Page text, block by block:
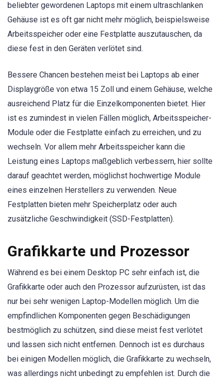
beliebter gewordenen Laptops mit einem ultraschlanken
Gehäuse ist es oft gar nicht mehr möglich, beispielsweise
Arbeitsspeicher oder eine Festplatte auszutauschen, da
diese fest in den Geräten verlötet sind.
Bessere Chancen bestehen meist bei Laptops ab einer
Displaygröße von etwa 15 Zoll und einem Gehäuse, welche
ausreichend Platz für die Einzelkomponenten bietet. Hier
ist es zumindest in vielen Fällen möglich, Arbeitsspeicher-
Module oder die Festplatte einfach zu erreichen, und zu
wechseln. Vor allem mehr Arbeitsspeicher kann die
Leistung eines Laptops maßgeblich verbessern, hier sollte
darauf geachtet werden, möglichst hochwertige Module
eines einzelnen Herstellers zu verwenden. Neue
Festplatten bieten mehr Speicherplatz oder auch
zusätzliche Geschwindigkeit (SSD-Festplatten).
Grafikkarte und Prozessor
Während es bei einem Desktop PC sehr einfach ist, die
Grafikkarte oder auch den Prozessor aufzurüsten, ist das
nur bei sehr wenigen Laptop-Modellen möglich. Um die
empfindlichen Komponenten gegen Beschädigungen
bestmöglich zu schützen, sind diese meist fest verlötet
und lassen sich nicht entfernen. Dennoch ist es durchaus
bei einigen Modellen möglich, die Grafikkarte zu wechseln,
was allerdings nicht unbedingt zu empfehlen ist. Durch die